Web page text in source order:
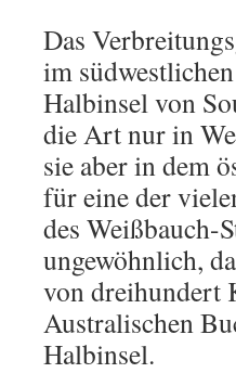
Das
im
Halbinsel von
die Art nur in
sie aber in dem
für eine der
des Weißbauch-
ungewöhnlich,
von dreihundert
Australischen
Halbinsel.